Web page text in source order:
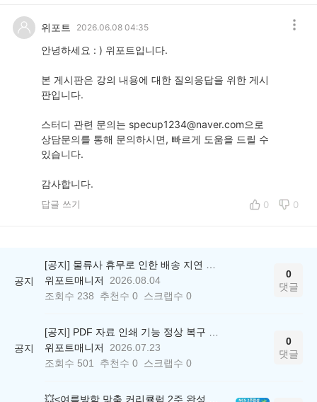
위포트 2026.06.08 04:35
안녕하세요 : ) 위포트입니다.
본 게시판은 강의 내용에 대한 질의응답을 위한 게시
판입니다.
스터디 관련 문의는 specup1234@naver.com으로
상담문의를 통해 문의하시면, 빠르게 도움을 드릴 수
있습니다.
감사합니다.
답글 쓰기 0 0
공지
위포트매니저
2026.08.04
조회수 238 추천수 0 스크랩수 0
0
댓글
공지
위포트매니저
2026.07.23
조회수 501 추천수 0 스크랩수 0
0
댓글